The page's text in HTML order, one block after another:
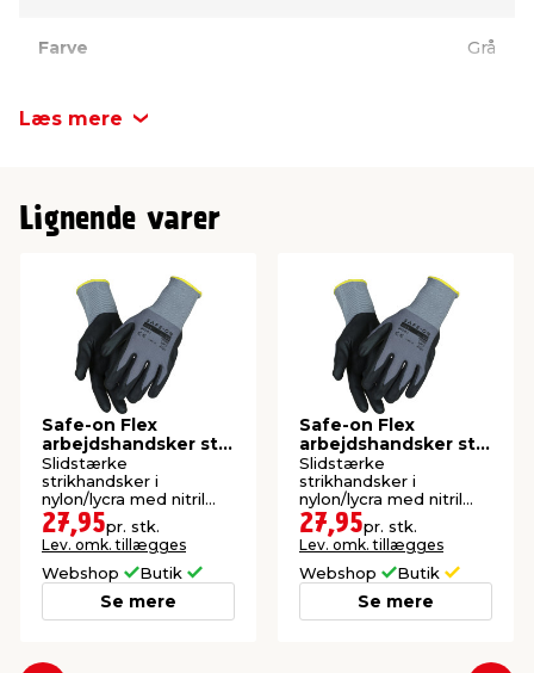
Farve Grå
Læs mere
Lignende varer
Safe-on Flex
arbejdshandsker str.
11
Slidstærke
strikhandsker i
nylon/lycra med nitril
skumbelægning.
27,95pr. stk.
Lev. omk. tillægges
Webshop Butik
Se mere
Safe-on Flex
arbejdshandsker str.
8
Slidstærke
strikhandsker i
nylon/lycra med nitril
skumbelægning.
27,95pr. stk.
Lev. omk. tillægges
Webshop Butik
Se mere